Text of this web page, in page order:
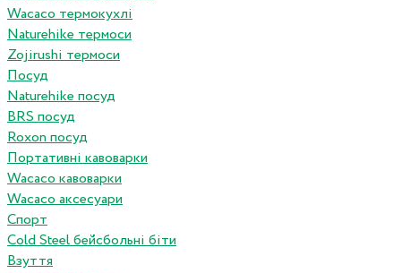
Wacaco термокухлі
Naturehike термоси
Zojirushi термоси
Посуд
Naturehike посуд
BRS посуд
Roxon посуд
Портативні кавоварки
Wacaco кавоварки
Wacaco аксесуари
Спорт
Cold Steel бейсбольні біти
Взуття